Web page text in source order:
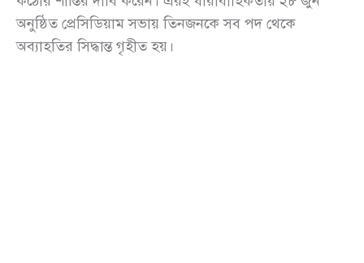
অনুষ্ঠিত প্রেসিডিয়াম সভায় তিনজনকে সব পদ থেকে
অব্যাহতির সিদ্ধান্ত গৃহীত হয়।